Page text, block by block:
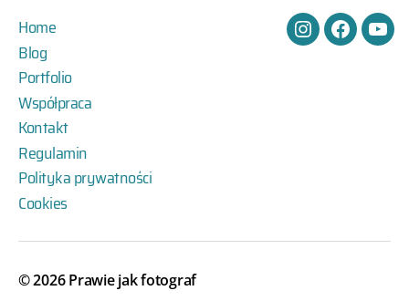
Home
Blog
Portfolio
Współpraca
Kontakt
Regulamin
Polityka prywatności
Cookies
Instagram
Facebook
© 2026Prawie jak fotograf